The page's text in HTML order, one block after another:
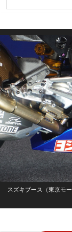
スズキブース（東京モ